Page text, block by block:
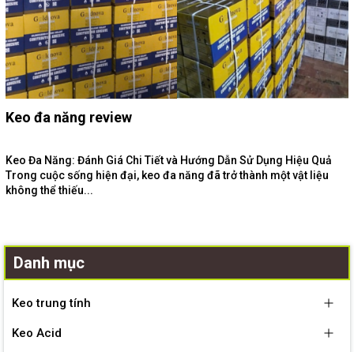
Keo đa năng review
Keo Đa Năng: Đánh Giá Chi Tiết và Hướng Dẫn Sử Dụng Hiệu Quả
Trong cuộc sống hiện đại, keo đa năng đã trở thành một vật liệu
không thể thiếu...
Danh mục
Keo trung tính
Keo Acid